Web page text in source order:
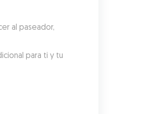
al paseador,
para ti y tu